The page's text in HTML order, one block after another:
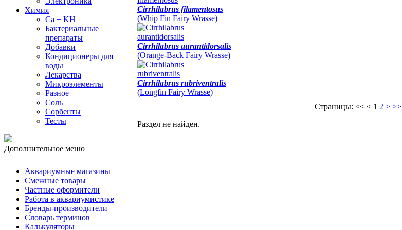
Химия
Ca + KH
Бактериальные
препараты
Добавки
Кондиционеры для
воды
Лекарства
Микроэлементы
Разное
Соль
Сорбенты
Тесты
Дополнительное меню
Аквариумные магазины
Смежные товары
Частные оформители
Работа в аквариумистике
Бренды-производители
Словарь терминов
Калькуляторы
Cirrhilabrus filamentosus
(Whip Fin Fairy Wrasse)
Cirrhilabrus aurantidorsalis
(Orange-Back Fairy Wrasse)
Cirrhilabrus rubriventralis
(Longfin Fairy Wrasse)
Страницы: << < 1 2 > >>
Раздел не найден.